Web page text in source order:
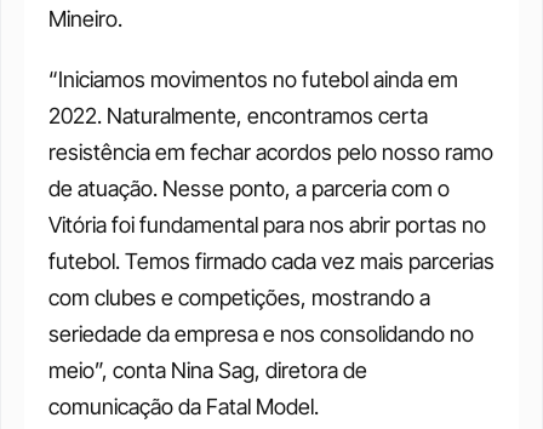
Mineiro.
“Iniciamos movimentos no futebol ainda em
2022. Naturalmente, encontramos certa
resistência em fechar acordos pelo nosso ramo
de atuação. Nesse ponto, a parceria com o
Vitória foi fundamental para nos abrir portas no
futebol. Temos firmado cada vez mais parcerias
com clubes e competições, mostrando a
seriedade da empresa e nos consolidando no
meio”, conta Nina Sag, diretora de
comunicação da Fatal Model.